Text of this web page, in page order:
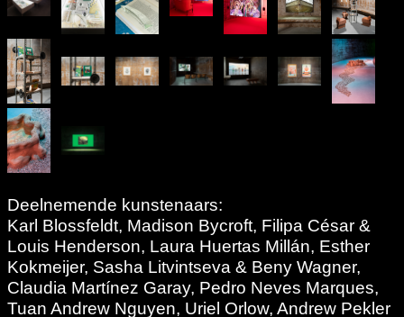
Deelnemende kunstenaars:
Karl Blossfeldt, Madison Bycroft, Filipa César &
Louis Henderson, Laura Huertas Millán, Esther
Kokmeijer, Sasha Litvintseva & Beny Wagner,
Claudia Martínez Garay, Pedro Neves Marques,
Tuan Andrew Nguyen, Uriel Orlow, Andrew Pekler